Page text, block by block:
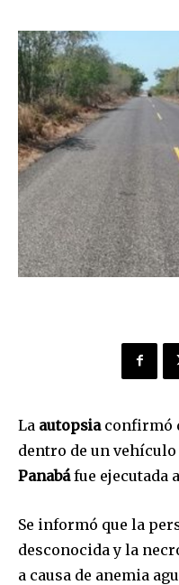
La autopsiaconfirmó
dentro de un vehículo
Panabáfue ejecutada
Se informó que la
desconocida y la
a causa de anemia